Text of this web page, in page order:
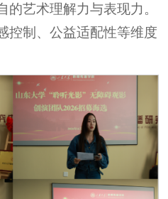
艺术理解力与表现力。
控制、公益适配性等维度